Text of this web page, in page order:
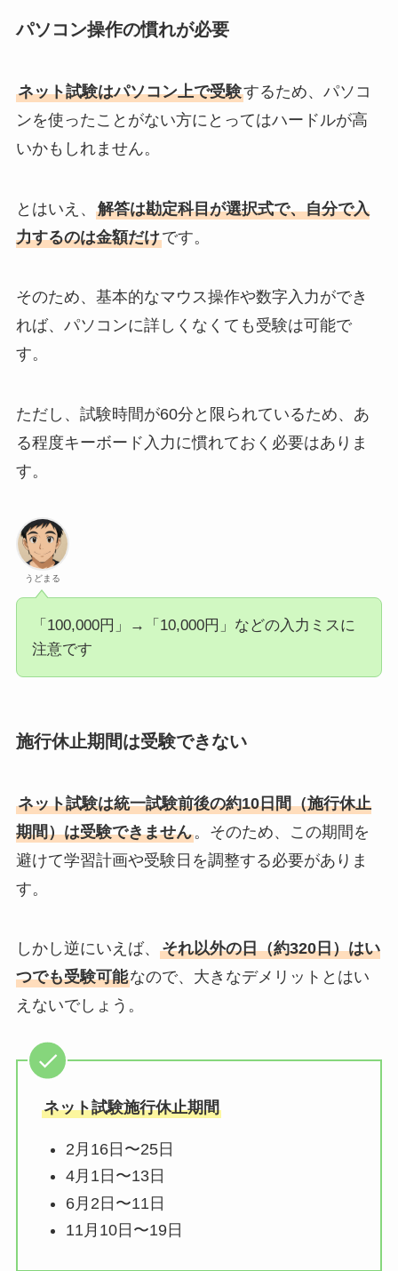
パソコン操作の慣れが必要
ネット試験はパソコン上で受験するため、パソコ
ンを使ったことがない方にとってはハードルが高
いかもしれません。
とはいえ、 解答は勘定科目が選択式で、自分で入
力するのは金額だけです。
そのため、基本的なマウス操作や数字入力ができ
れば、パソコンに詳しくなくても受験は可能で
す。
ただし、試験時間が60分と限られているため、あ
る程度キーボード入力に慣れておく必要はありま
す。
うどまる
「100,000円」→「10,000円」などの入力ミスに
注意です
施行休止期間は受験できない
ネット試験は統一試験前後の約10日間（施行休止
期間）は受験できません。そのため、この期間を
避けて学習計画や受験日を調整する必要がありま
す。
しかし逆にいえば、 それ以外の日（約320日）はい
つでも受験可能なので、大きなデメリットとはい
えないでしょう。
ネット試験施行休止期間
2月16日〜25日
4月1日〜13日
6月2日〜11日
11月10日〜19日